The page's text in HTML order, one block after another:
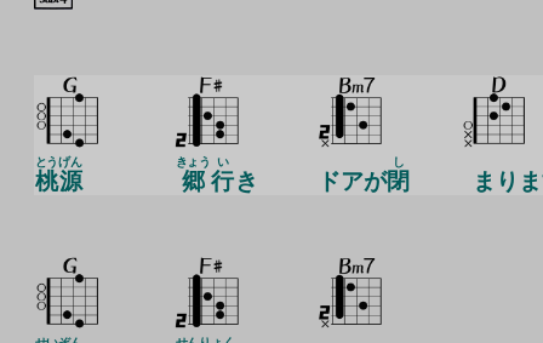
桃
とう
源
げん
郷
きょう
行
い
き ドアが閉
し
まり